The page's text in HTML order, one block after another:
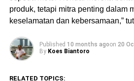
produk, tetapi mitra penting dalam
keselamatan dan kebersamaan,”
Published 10 months agoon 20
By Koes Biantoro
RELATED TOPICS: